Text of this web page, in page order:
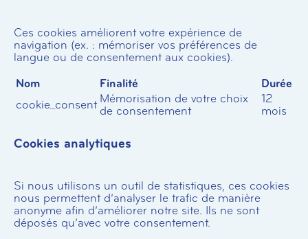
Ces cookies améliorent votre expérience de
navigation (ex. : mémoriser vos préférences de
langue ou de consentement aux cookies).
Nom
Finalité
Durée
cookie_consent Mémorisation de votre choix
de consentement
12
mois
Cookies analytiques
Si nous utilisons un outil de statistiques, ces cookies
nous permettent d’analyser le trafic de manière
anonyme afin d’améliorer notre site. Ils ne sont
déposés qu’avec votre consentement.